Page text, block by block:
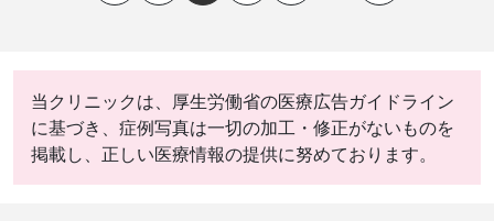
当クリニックは、厚生労働省の医療広告ガイドライン
に基づき、症例写真は一切の加工・修正がないものを
掲載し、正しい医療情報の提供に努めております。